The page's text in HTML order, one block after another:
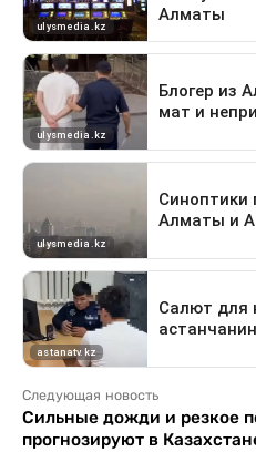
Следующая новость
Сильные дожди и резкое
прогнозируют в